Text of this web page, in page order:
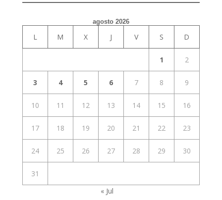
agosto 2026
L M X J V S D
1 2
3 4 5 6 7 8 9
10 11 12 13 14 15 16
17 18 19 20 21 22 23
24 25 26 27 28 29 30
31
« Jul